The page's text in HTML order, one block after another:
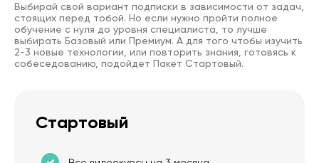
Выбирай свой вариант подписки в зависимости от задач,
стоящих перед тобой. Но если нужно пройти полное
обучение с нуля до уровня специалиста, то лучше
выбирать Базовый или Премиум. А для того чтобы изучить
2-3 новые технологии, или повторить знания, готовясь к
собеседованию, подойдет Пакет Стартовый.
Стартовый